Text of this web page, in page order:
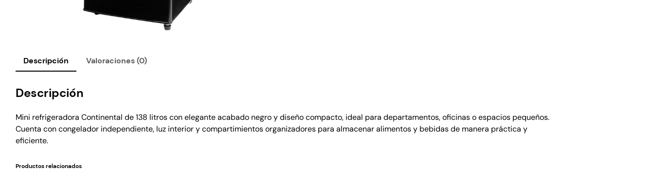
Descripción Valoraciones (0)
Descripción
Mini refrigeradora Continental de 138 litros con elegante acabado negro y diseño compacto, ideal para departamentos, oficinas o espacios pequeños.
Cuenta con congelador independiente, luz interior y compartimientos organizadores para almacenar alimentos y bebidas de manera práctica y
eficiente.
Productos relacionados